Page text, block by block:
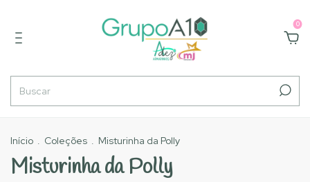
0
Início . Coleções . Misturinha da Polly
Misturinha da Polly